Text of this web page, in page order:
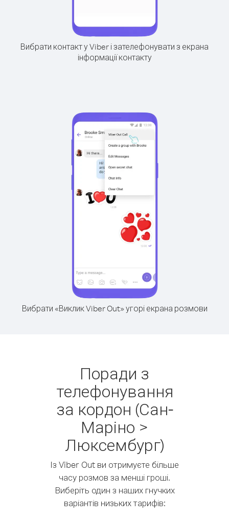
Вибрати контакт у Viber і зателефонувати з екрана
інформації контакту
Вибрати «Виклик Viber Out» угорі екрана розмови
Поради з
телефонування
за кордон (Сан-
Маріно >
Люксембург)
Із Viber Out ви отримуєте більше
часу розмов за менші гроші.
Виберіть один з наших гнучких
варіантів низьких тарифів: